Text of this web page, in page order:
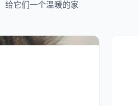
给它们一个温暖的家